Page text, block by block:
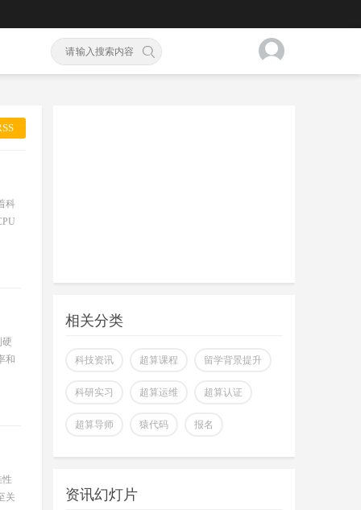
科
硬
和
关
相关分类
科技资讯 超算课程 留学背景提升
科研实习 超算运维 超算认证
超算导师 猿代码 报名
资讯幻灯片